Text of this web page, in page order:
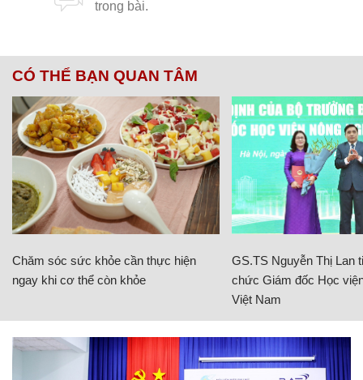
CÓ THỂ BẠN QUAN TÂM
Chăm sóc sức khỏe cần thực hiện
ngay khi cơ thể còn khỏe
GS.TS Nguyễn Thị Lan
chức Giám đốc Học
Việt Nam